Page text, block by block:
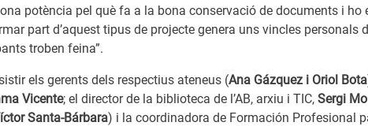
potència pel què fa a la bona conservació de documents i ho
part d’aquest tipus de projecte genera uns vincles personals
troben feina”.
els gerents dels respectius ateneus (Ana Gázquez i Oriol Bota
Vicente; el director de la biblioteca de l’AB, arxiu i TIC, Sergi
Santa-Bárbara) i la coordinadora de Formación Profesional